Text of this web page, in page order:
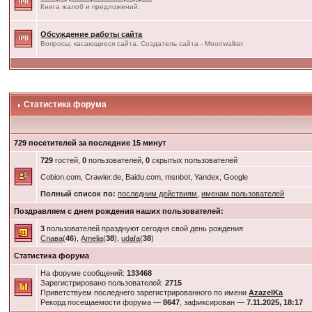
Книга жалоб и предложений.
Обсуждение работы сайта
Вопросы, касающиеся сайта. Создатель сайта - Moonwalker
Статистика форума
729 посетителей за последние 15 минут
729 гостей,0 пользователей,0 скрытых пользователей
Cobion.com, Crawler.de, Baidu.com, msnbot, Yandex, Google
Полный список по: последним действиям ,именам пользователей
Поздравляем с днем рождения наших пользователей:
3 пользователей празднуют сегодня свой день рождения
Слава(46),Amelia(38),udafa(38)
Статистика форума
На форуме сообщений:133468
Зарегистрировано пользователей:2715
Приветствуем последнего зарегистрированного по имениAzazelKa
Рекорд посещаемости форума —8647 , зафиксирован —7.11.2025, 18:17